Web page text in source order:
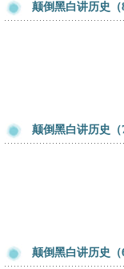
颠倒黑白讲历史
颠倒黑白讲历史
颠倒黑白讲历史